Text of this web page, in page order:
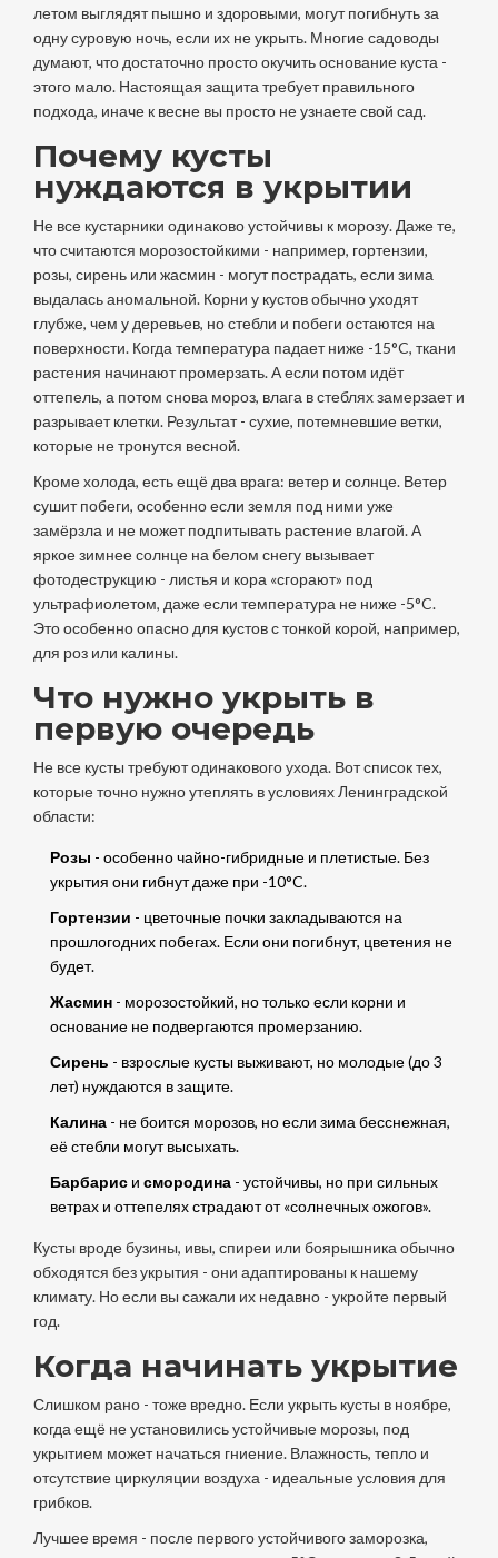
летом выглядят пышно и здоровыми, могут погибнуть за
одну суровую ночь, если их не укрыть. Многие садоводы
думают, что достаточно просто окучить основание куста -
этого мало. Настоящая защита требует правильного
подхода, иначе к весне вы просто не узнаете свой сад.
Почему кусты
нуждаются в укрытии
Не все кустарники одинаково устойчивы к морозу. Даже те,
что считаются морозостойкими - например, гортензии,
розы, сирень или жасмин - могут пострадать, если зима
выдалась аномальной. Корни у кустов обычно уходят
глубже, чем у деревьев, но стебли и побеги остаются на
поверхности. Когда температура падает ниже -15°C, ткани
растения начинают промерзать. А если потом идёт
оттепель, а потом снова мороз, влага в стеблях замерзает и
разрывает клетки. Результат - сухие, потемневшие ветки,
которые не тронутся весной.
Кроме холода, есть ещё два врага: ветер и солнце. Ветер
сушит побеги, особенно если земля под ними уже
замёрзла и не может подпитывать растение влагой. А
яркое зимнее солнце на белом снегу вызывает
фотодеструкцию - листья и кора «сгорают» под
ультрафиолетом, даже если температура не ниже -5°C.
Это особенно опасно для кустов с тонкой корой, например,
для роз или калины.
Что нужно укрыть в
первую очередь
Не все кусты требуют одинакового ухода. Вот список тех,
которые точно нужно утеплять в условиях Ленинградской
области:
Розы - особенно чайно-гибридные и плетистые. Без
укрытия они гибнут даже при -10°C.
Гортензии - цветочные почки закладываются на
прошлогодних побегах. Если они погибнут, цветения не
будет.
Жасмин- морозостойкий, но только если корни и
основание не подвергаются промерзанию.
Сирень - взрослые кусты выживают, но молодые (до 3
лет) нуждаются в защите.
Калина- не боится морозов, но если зима бесснежная,
её стебли могут высыхать.
Барбариси смородина- устойчивы, но при сильных
ветрах и оттепелях страдают от «солнечных ожогов».
Кусты вроде бузины, ивы, спиреи или боярышника обычно
обходятся без укрытия - они адаптированы к нашему
климату. Но если вы сажали их недавно - укройте первый
год.
Когда начинать укрытие
Слишком рано - тоже вредно. Если укрыть кусты в ноябре,
когда ещё не установились устойчивые морозы, под
укрытием может начаться гниение. Влажность, тепло и
отсутствие циркуляции воздуха - идеальные условия для
грибков.
Лучшее время - после первого устойчивого заморозка,